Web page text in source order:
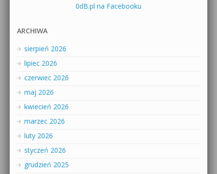
0dB.pl na Facebooku
ARCHIWA
sierpień 2026
lipiec 2026
czerwiec 2026
maj 2026
kwiecień 2026
marzec 2026
luty 2026
styczeń 2026
grudzień 2025